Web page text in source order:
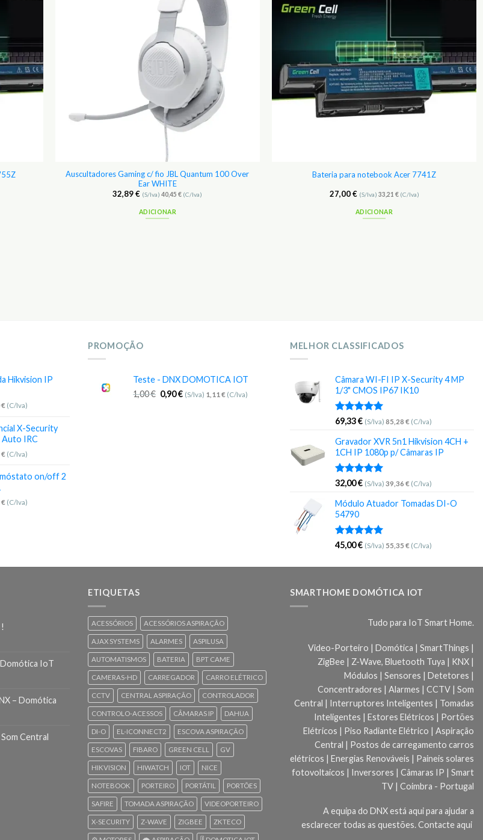
Favoritos
Auscultadores Gaming c/ fio JBL Quantum 100 Over
Ear WHITE
32,89€ (S/Iva)40,45€ (C/Iva)
ADICIONAR
Bateria para notebook Acer 7741Z
27,00€ (S/Iva) 33,21 €(C/Iva)
ADICIONAR
Hikvision IP
€ (C/Iva)
X-Security
Auto IRC
€ (C/Iva)
on/off 2
€ (C/Iva)
PROMOÇÃO
Teste - DNX DOMOTICA IOT
1,00€ 0,90€ (S/Iva) 1,11€ (C/Iva)
MELHOR CLASSIFICADOS
Câmara WI-FI IP X-Security 4 MP
1/3" CMOS IP67 IK10
Avaliação
69,33€ (S/Iva) 85,28 € (C/Iva)
Gravador XVR 5n1 Hikvision 4CH +
1CH IP 1080p p/ Câmaras IP
Avaliação
32,00€ (S/Iva) 39,36 € (C/Iva)
Módulo Atuador Tomadas DI-O
54790
Avaliação
45,00€ (S/Iva) 55,35 € (C/Iva)
IoT
– Domótica
Central
ETIQUETAS
ACESSÓRIOS ACESSÓRIOS ASPIRAÇÃO
AJAX SYSTEMS ALARMES ASPILUSA
AUTOMATISMOS BATERIA BPT CAME
CAMERAS-HD CARREGADOR CARRO ELÉTRICO
CCTV CENTRAL ASPIRAÇÃO CONTROLADOR
CONTROLO-ACESSOS CÂMARAS IP DAHUA
DI-O EL-ICONNECT2 ESCOVA ASPIRAÇÃO
ESCOVAS FIBARO GREEN CELL GV
HIKVISION HIWATCH IOT NICE
NOTEBOOK PORTEIRO PORTÁTIL PORTÕES
SAFIRE TOMADA ASPIRAÇÃO VIDEOPORTEIRO
X-SECURITY Z-WAVE ZIGBEE ZKTECO
SMARTHOME DOMÓTICA IOT
Tudo para IoT Smart Home.
Video-Porteiro | Domótica | SmartThings |
ZigBee | Z-Wave, Bluetooth Tuya | KNX |
Módulos | Sensores | Detetores |
Concentradores | Alarmes | CCTV | Som
Central | Interruptores Inteligentes | Tomadas
Inteligentes | Estores Elétricos | Portões
Elétricos | Piso Radiante Elétrico | Aspiração
Central | Postos de carregamento carros
elétricos | Energias Renováveis | Paineis solares
fotovoltaicos | Inversores | Câmaras IP | Smart
TV | Coimbra - Portugal
A equipa do DNX está aqui para ajudar a
esclarecer todas as questões.Contacte aqui